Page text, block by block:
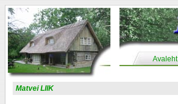
Avaleht
Matvei LIIK